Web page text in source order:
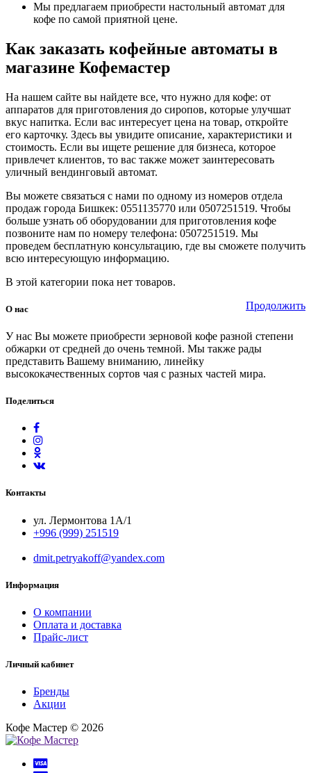
Мы предлагаем приобрести настольный автомат для
кофе по самой приятной цене.
Как заказать кофейные автоматы в
магазине Кофемастер
На нашем сайте вы найдете все, что нужно для кофе: от
аппаратов для приготовления до сиропов, которые улучшат
вкус напитка. Если вас интересует цена на товар, откройте
его карточку. Здесь вы увидите описание, характеристики и
стоимость. Если вы ищете решение для бизнеса, которое
привлечет клиентов, то вас также может заинтересовать
уличный вендинговый автомат.
Вы можете связаться с нами по одному из номеров отдела
продаж города Бишкек: 0551135770 или 0507251519. Чтобы
больше узнать об оборудовании для приготовления кофе
позвоните нам по номеру телефона: 0507251519. Мы
проведем бесплатную консультацию, где вы сможете получить
всю интересующую информацию.
В этой категории пока нет товаров.
Продолжить
О нас
У нас Вы можете приобрести зерновой кофе разной степени
обжарки от средней до очень темной. Мы также рады
представить Вашему вниманию, линейку
высококачественных сортов чая с разных частей мира.
Поделиться
Контакты
ул. Лермонтова 1А/1
+996 (999) 251519
dmit.petryakoff@yandex.com
Информация
О компании
Оплата и доставка
Прайс-лист
Личный кабинет
Бренды
Акции
Кофе Мастер © 2026